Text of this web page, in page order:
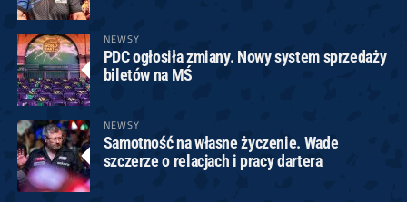
NEWSY
PDC ogłosiła zmiany. Nowy system sprzedaży
biletów na MŚ
NEWSY
Samotność na własne życzenie. Wade
szczerze o relacjach i pracy dartera